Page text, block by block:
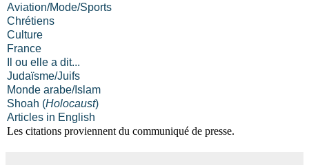
Aviation/Mode/Sports
Chrétiens
Culture
France
Il ou elle a dit...
Judaïsme/Juifs
Monde arabe/Islam
Shoah (Holocaust)
Articles in English
Les citations proviennent du communiqué de presse.